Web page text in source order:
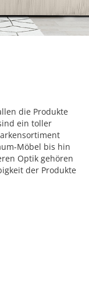
die Produkte
ein toller
Möbel bis hin
Optik gehören
der Produkte